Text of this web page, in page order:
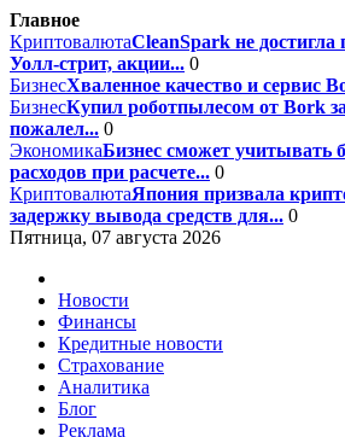
Главное
КриптовалютаCleanSpark не
Уолл-стрит, акции... 0
БизнесХваленное качество и сервис
БизнесКупил роботпылесом от Bork
пожалел... 0
ЭкономикаБизнес сможет учитывать
расходов при расчете... 0
КриптовалютаЯпония призвала
задержку вывода средств для... 0
Пятница, 07 августа 2026
Новости
Финансы
Кредитные новости
Страхование
Аналитика
Блог
Реклама